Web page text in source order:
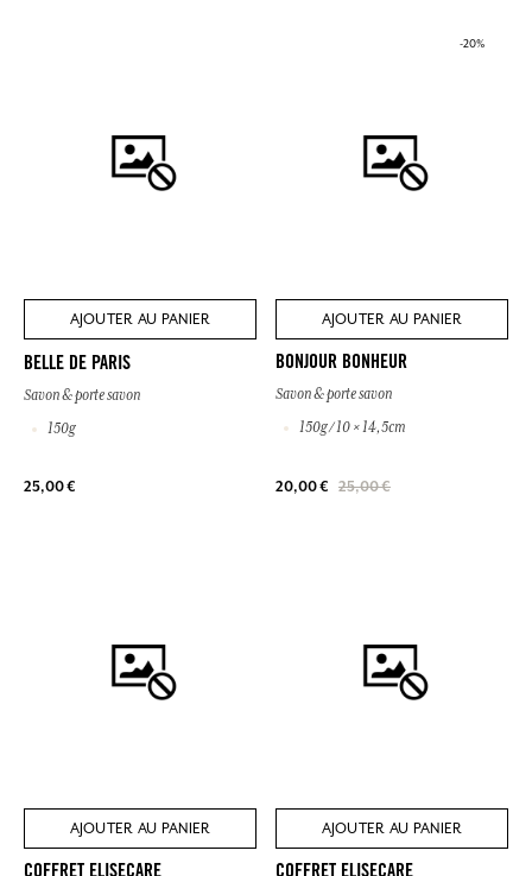
AJOUTER AU PANIER
BELLE DE PARIS
Savon & porte savon
150g
25,00 €
-20%
AJOUTER AU PANIER
BONJOUR BONHEUR
Savon & porte savon
150g / 10 × 14,5cm
20,00 € 25,00 €
AJOUTER AU PANIER AJOUTER AU PANIER